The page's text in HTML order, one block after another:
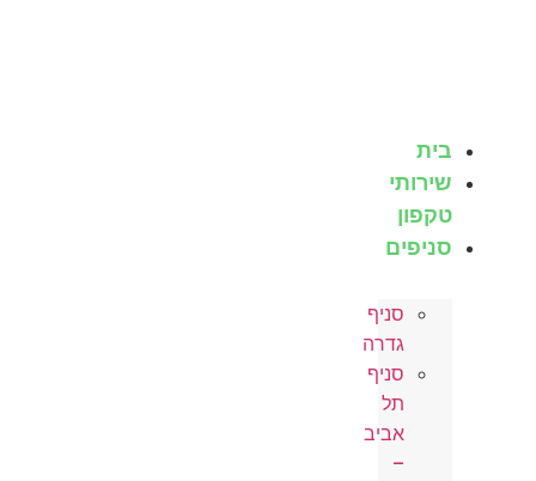
בית
שירותי
טקפון
סניפים
סניף
גדרה
סניף
תל
אביב
–